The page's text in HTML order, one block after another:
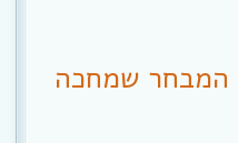
המבחר שמחכה